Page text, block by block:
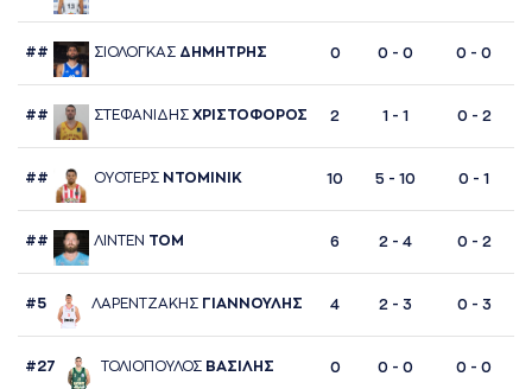
## ΣΙΟΛΟΓΚAΣ ΔΗΜΗΤΡΗΣ 0 0 - 0 0 - 0
## ΣΤΕΦAΝΙΔΗΣ ΧΡΙΣΤΟΦΟΡΟΣ 2 1 - 1 0 - 2
## ΟΥΟΤΕΡΣ ΝΤΟΜΙΝΙΚ 10 5 - 10 0 - 1
## ΛΙΝΤΕΝ ΤΟΜ 6 2 - 4 0 - 2
#5 ΛAΡΕΝΤΖAΚΗΣ ΓΙAΝΝΟΥΛΗΣ 4 2 - 3 0 - 3
#27 ΤΟΛΙΟΠΟΥΛΟΣ ΒAΣΙΛΗΣ 0 0 - 0 0 - 0